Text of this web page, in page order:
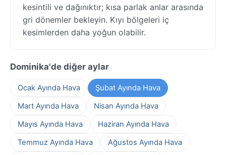
kesintili ve dağınıktır; kısa parlak anlar arasında
gri dönemler bekleyin. Kıyı bölgeleri iç
kesimlerden daha yoğun olabilir.
Dominika'de diğer aylar
Ocak Ayında Hava
Şubat Ayında Hava
Mart Ayında Hava
Nisan Ayında Hava
Mayıs Ayında Hava
Haziran Ayında Hava
Temmuz Ayında Hava
Ağustos Ayında Hava